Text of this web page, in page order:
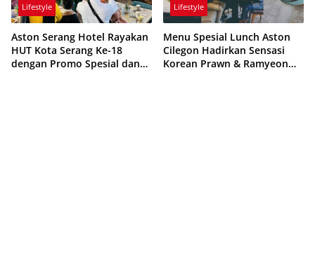
Lifestyle
Aston Serang Hotel Rayakan
HUT Kota Serang Ke-18
dengan Promo Spesial dan
Lifestyle
Menu Spesial Lunch Aston
Cilegon Hadirkan Sensasi
Korean Prawn & Ramyeon